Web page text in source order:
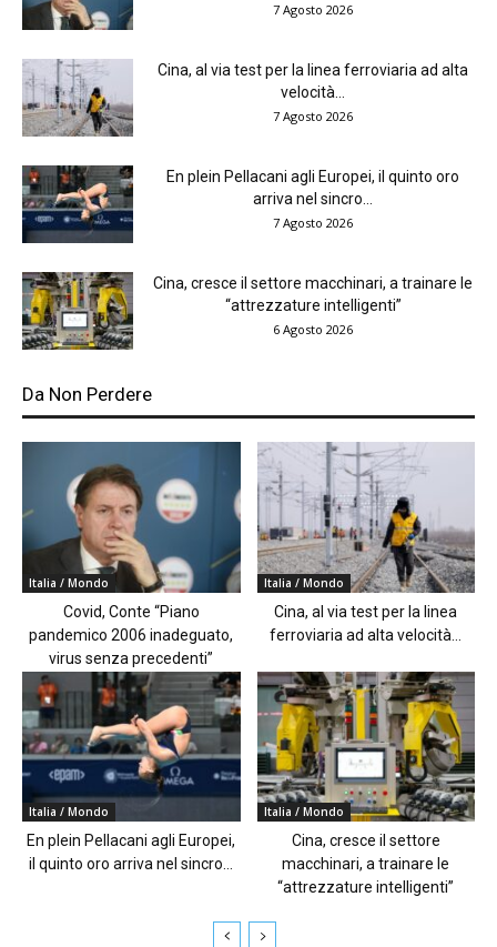
7 Agosto 2026
Cina, al via test per la linea ferroviaria ad alta
velocità...
7 Agosto 2026
En plein Pellacani agli Europei, il quinto oro
arriva nel sincro...
7 Agosto 2026
Cina, cresce il settore macchinari, a trainare le
“attrezzature intelligenti”
6 Agosto 2026
Da Non Perdere
Italia / Mondo
Covid, Conte “Piano
pandemico 2006 inadeguato,
virus senza precedenti”
Italia / Mondo
Cina, al via test per la linea
ferroviaria ad alta velocità...
Italia / Mondo
En plein Pellacani agli Europei,
il quinto oro arriva nel sincro...
Italia / Mondo
Cina, cresce il settore
macchinari, a trainare le
“attrezzature intelligenti”